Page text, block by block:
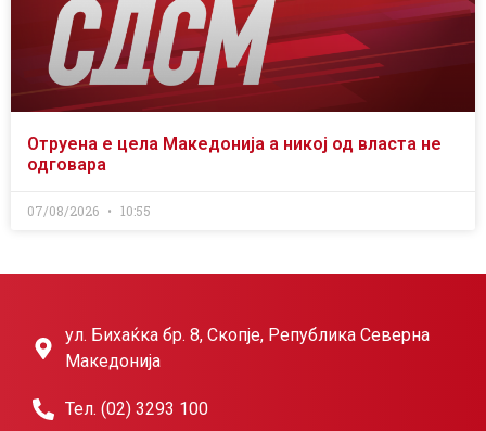
Отруена е цела Македонија а никој од власта не
одговара
07/08/2026 10:55
ул. Бихаќка бр. 8, Скопје, Република Северна
Македонија
Тел. (02) 3293 100